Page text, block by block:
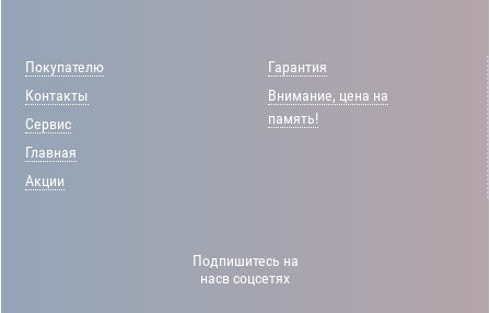
Покупателю
Контакты
Сервис
Главная
Акции
Гарантия
Внимание, цена на
память!
Подпишитесь на
насв соцсетях